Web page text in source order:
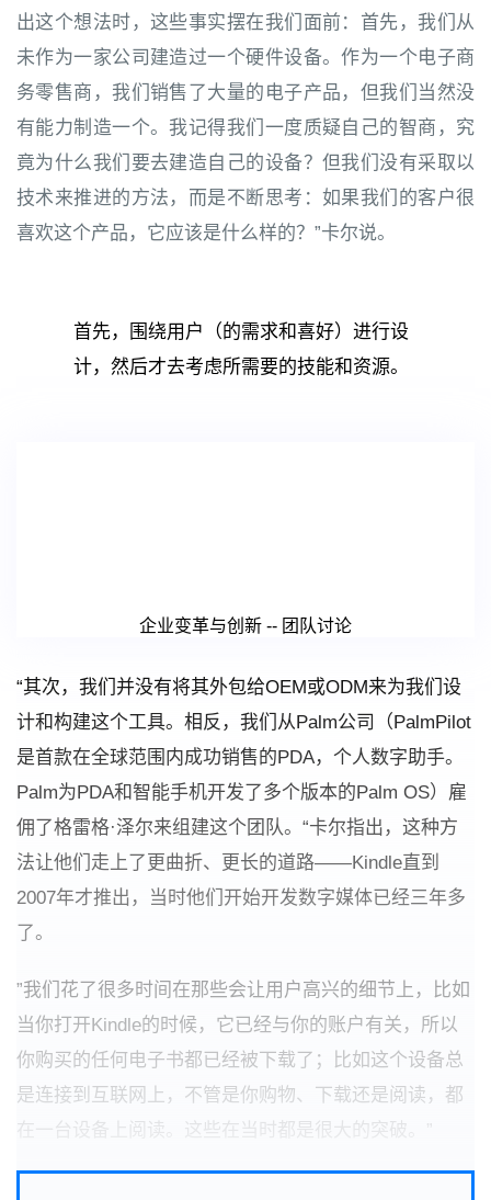
出这个想法时，这些事实摆在我们面前：首先，我们从
未作为一家公司建造过一个硬件设备。作为一个电子商
务零售商，我们销售了大量的电子产品，但我们当然没
有能力制造一个。我记得我们一度质疑自己的智商，究
竟为什么我们要去建造自己的设备？但我们没有采取以
技术来推进的方法，而是不断思考：如果我们的客户很
喜欢这个产品，它应该是什么样的？”卡尔说。
首先，围绕用户（的需求和喜好）进行设
计，然后才去考虑所需要的技能和资源。
企业变革与创新 -- 团队讨论
“其次，我们并没有将其外包给OEM或ODM来为我们设
计和构建这个工具。相反，我们从Palm公司（PalmPilot
是首款在全球范围内成功销售的PDA，个人数字助手。
Palm为PDA和智能手机开发了多个版本的Palm OS）雇
佣了格雷格·泽尔来组建这个团队。“卡尔指出，这种方
法让他们走上了更曲折、更长的道路——Kindle直到
2007年才推出，当时他们开始开发数字媒体已经三年多
了。
”我们花了很多时间在那些会让用户高兴的细节上，比如
当你打开Kindle的时候，它已经与你的账户有关，所以
你购买的任何电子书都已经被下载了；比如这个设备总
是连接到互联网上，不管是你购物、下载还是阅读，都
在一台设备上阅读。这些在当时都是很大的突破。”